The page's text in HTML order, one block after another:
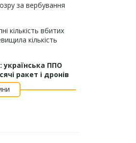
за вербування
кількість вбитих
кількість
українська ППО
ракет і дронів